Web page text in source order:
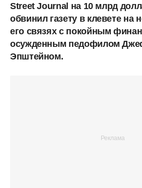
Street Journal на 10 млрд
обвинил газету в клевете на
его связях с покойным
осужденным педофилом
Эпштейном.